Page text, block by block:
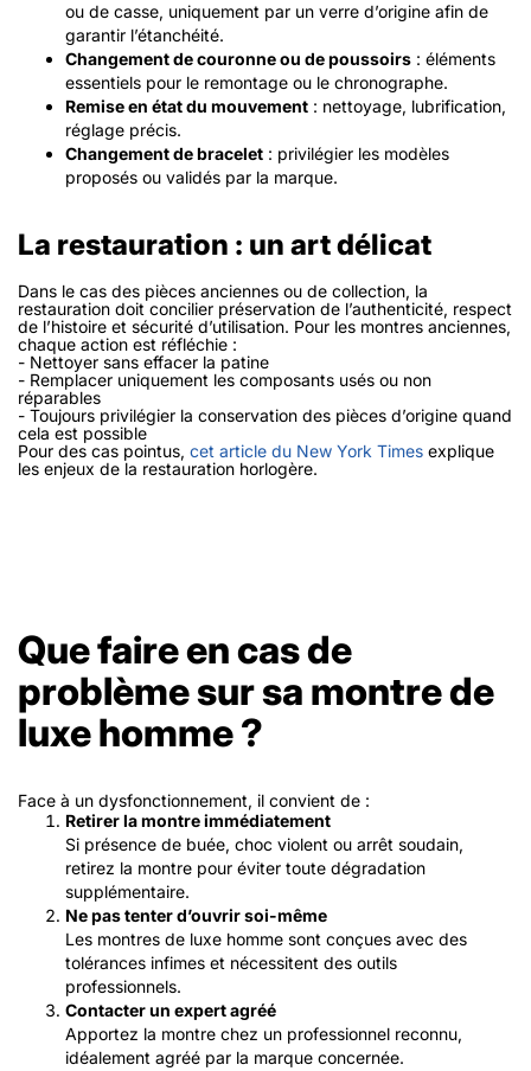
ou de casse, uniquement par un verre d’origine afin de
garantir l’étanchéité.
Changement de couronne ou de poussoirs : éléments
essentiels pour le remontage ou le chronographe.
Remise en état du mouvement : nettoyage, lubrification,
réglage précis.
Changement de bracelet : privilégier les modèles
proposés ou validés par la marque.
La restauration : un art délicat
Dans le cas des pièces anciennes ou de collection, la
restauration doit concilier préservation de l’authenticité, respect
de l’histoire et sécurité d’utilisation. Pour les montres anciennes,
chaque action est réfléchie :
- Nettoyer sans effacer la patine
- Remplacer uniquement les composants usés ou non
réparables
- Toujours privilégier la conservation des pièces d’origine quand
cela est possible
Pour des cas pointus, cet article du New York Times explique
les enjeux de la restauration horlogère.
Que faire en cas de
problème sur sa montre de
luxe homme ?
Face à un dysfonctionnement, il convient de :
Retirer la montre immédiatement
Si présence de buée, choc violent ou arrêt soudain,
retirez la montre pour éviter toute dégradation
supplémentaire.
Ne pas tenter d’ouvrir soi-même
Les montres de luxe homme sont conçues avec des
tolérances infimes et nécessitent des outils
professionnels.
Contacter un expert agréé
Apportez la montre chez un professionnel reconnu,
idéalement agréé par la marque concernée.